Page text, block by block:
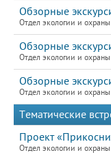
Обзорные
Отдел экологии и
Обзорные
Отдел экологии и
Обзорные
Отдел экологии и
Тематические
Проект
Отдел экологии и